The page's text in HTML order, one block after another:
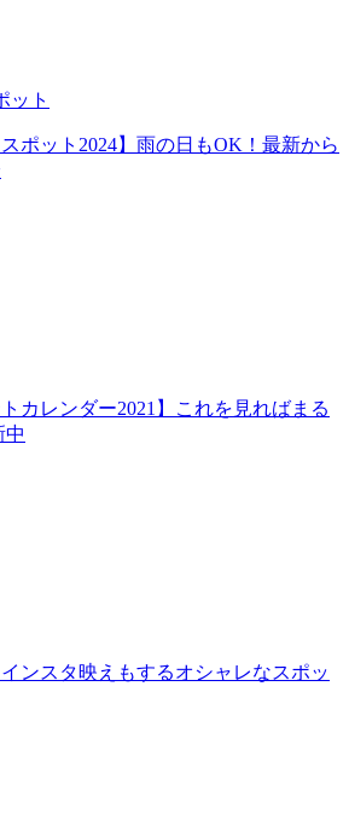
ット
スポット2024】雨の日もOK！最新から
トカレンダー2021】これを見ればまる
中
インスタ映えもするオシャレなスポッ